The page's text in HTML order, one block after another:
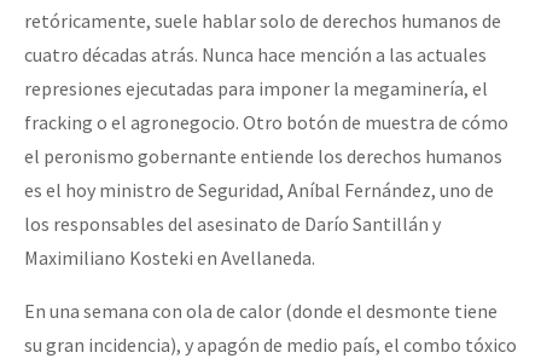
retóricamente, suele hablar solo de derechos humanos de
cuatro décadas atrás. Nunca hace mención a las actuales
represiones ejecutadas para imponer la megaminería, el
fracking o el agronegocio. Otro botón de muestra de cómo
el peronismo gobernante entiende los derechos humanos
es el hoy ministro de Seguridad, Aníbal Fernández, uno de
los responsables del asesinato de Darío Santillán y
Maximiliano Kosteki en Avellaneda.
En una semana con ola de calor (donde el desmonte tiene
su gran incidencia), y apagón de medio país, el combo tóxico